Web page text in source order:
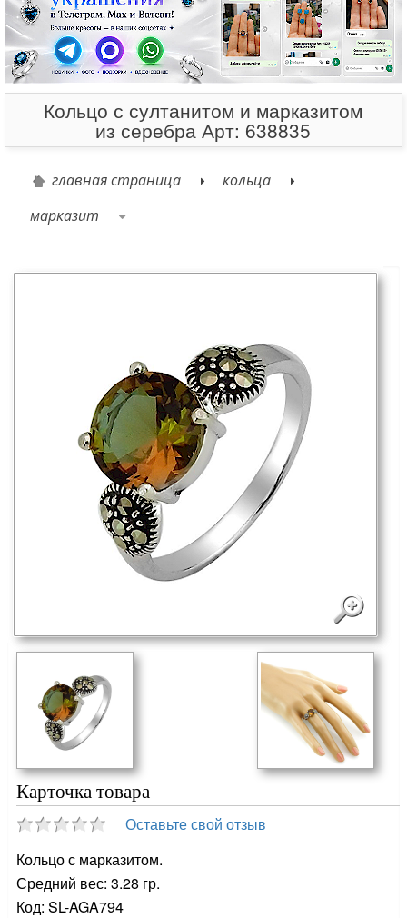
Кольцо с султанитом и марказитом
из серебра Арт: 638835
главная страница
кольца
марказит
Карточка товара
Оставьте свой отзыв
Кольцо с марказитом.
Средний вес: 3.28 гр.
Код: SL-AGA794